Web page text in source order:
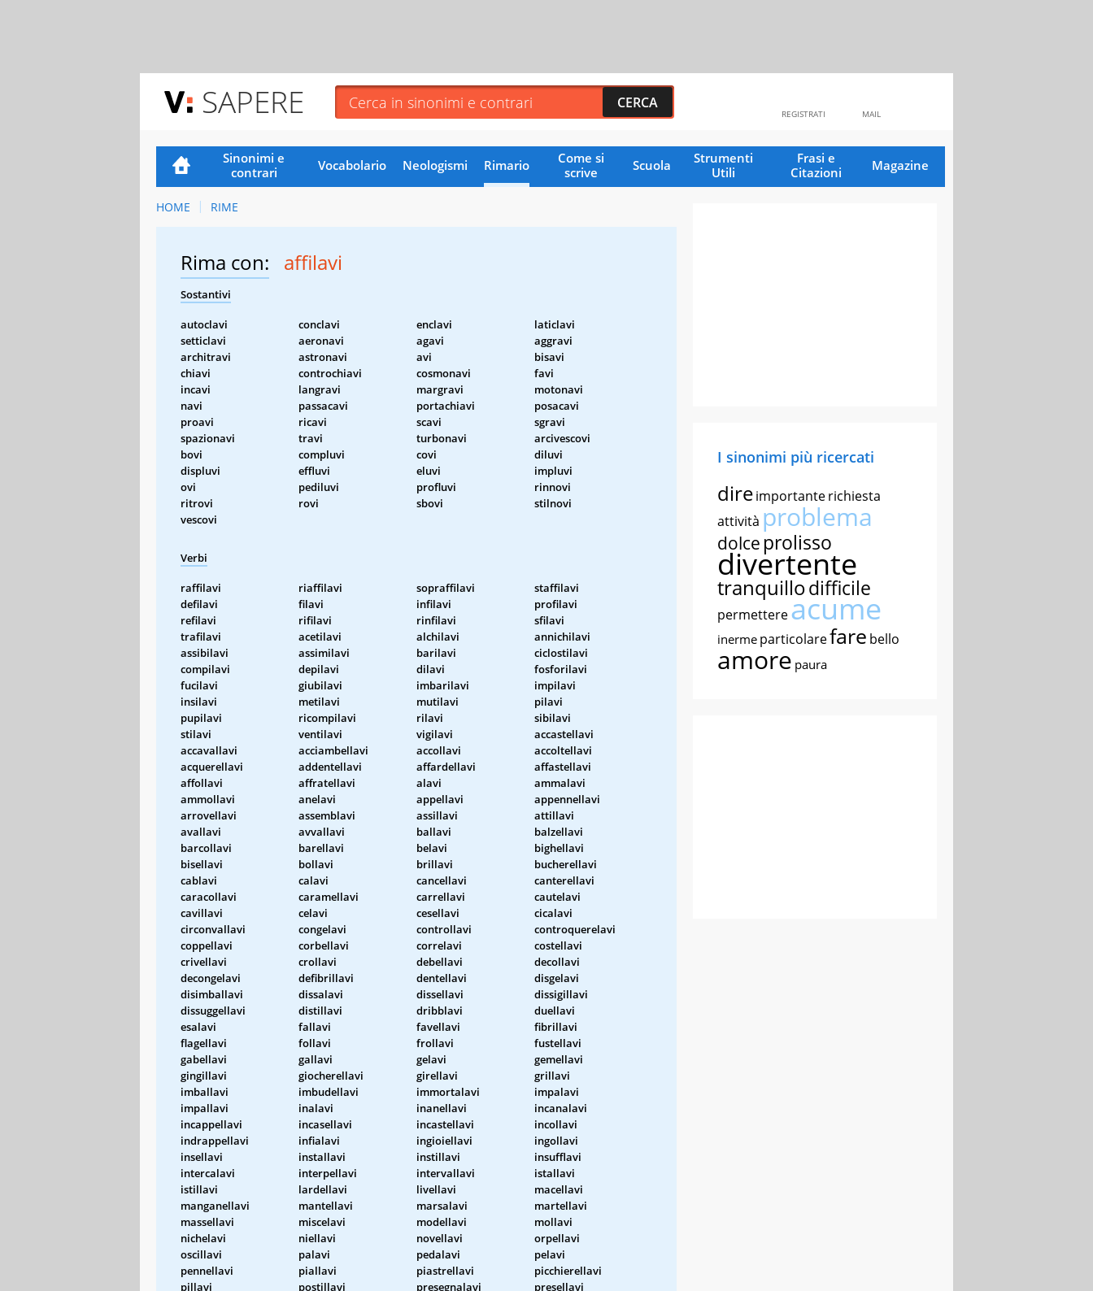
SAPERE MAIL
REGISTRATI
Sinonimi e
contrari
Vocabolario Neologismi Rimario
Come si
scrive
Scuola
Strumenti
Utili
Frasi e
Citazioni
Magazine
HOME RIME
Rima con: affilavi
Sostantivi
autoclavi conclavi enclavi
laticlavi
setticlavi
aeronavi agavi
aggravi
architravi
astronavi avi
bisavi
chiavi
controchiavi cosmonavi
favi
incavi
langravi margravi
motonavi
navi
passacavi portachiavi
posacavi
proavi
ricavi scavi
sgravi
spazionavi
travi turbonavi
arcivescovi
bovi
compluvi covi
diluvi
displuvi
effluvi eluvi
impluvi
ovi
pediluvi profluvi
rinnovi
ritrovi
rovi sbovi
stilnovi
vescovi
Verbi
raffilavi riaffilavi sopraffilavi
staffilavi
defilavi
filavi infilavi
profilavi
refilavi
rifilavi rinfilavi
sfilavi
trafilavi
acetilavi alchilavi
annichilavi
assibilavi
assimilavi barilavi
ciclostilavi
compilavi
depilavi dilavi
fosforilavi
fucilavi
giubilavi imbarilavi
impilavi
insilavi
metilavi mutilavi
pilavi
pupilavi
ricompilavi rilavi
sibilavi
stilavi
ventilavi vigilavi
accastellavi
accavallavi
acciambellavi accollavi
accoltellavi
acquerellavi
addentellavi affardellavi
affastellavi
affollavi
affratellavi alavi
ammalavi
ammollavi
anelavi appellavi
appennellavi
arrovellavi
assemblavi assillavi
attillavi
avallavi
avvallavi ballavi
balzellavi
barcollavi
barellavi belavi
bighellavi
bisellavi
bollavi brillavi
bucherellavi
cablavi
calavi cancellavi
canterellavi
caracollavi
caramellavi carrellavi
cautelavi
cavillavi
celavi cesellavi
cicalavi
circonvallavi
congelavi controllavi
controquerelavi
coppellavi
corbellavi correlavi
costellavi
crivellavi
crollavi debellavi
decollavi
decongelavi
defibrillavi dentellavi
disgelavi
disimballavi
dissalavi dissellavi
dissigillavi
dissuggellavi
distillavi dribblavi
duellavi
esalavi
fallavi favellavi
fibrillavi
flagellavi
follavi frollavi
fustellavi
gabellavi
gallavi gelavi
gemellavi
gingillavi
giocherellavi girellavi
grillavi
imballavi
imbudellavi immortalavi
impalavi
impallavi
inalavi inanellavi
incanalavi
incappellavi
incasellavi incastellavi
incollavi
indrappellavi
infialavi ingioiellavi
ingollavi
insellavi
installavi instillavi
insufflavi
intercalavi
interpellavi intervallavi
istallavi
istillavi
lardellavi livellavi
macellavi
manganellavi
mantellavi marsalavi
martellavi
massellavi
miscelavi modellavi
mollavi
nichelavi
niellavi novellavi
orpellavi
oscillavi
palavi pedalavi
pelavi
pennellavi
piallavi piastrellavi
picchierellavi
pillavi
postillavi presegnalavi
presellavi
I sinonimi più ricercati
direimportanterichiesta
attività problema
dolce prolisso
divertente
tranquillodifficile
permettereacume
inerme particolarefare bello
amore paura